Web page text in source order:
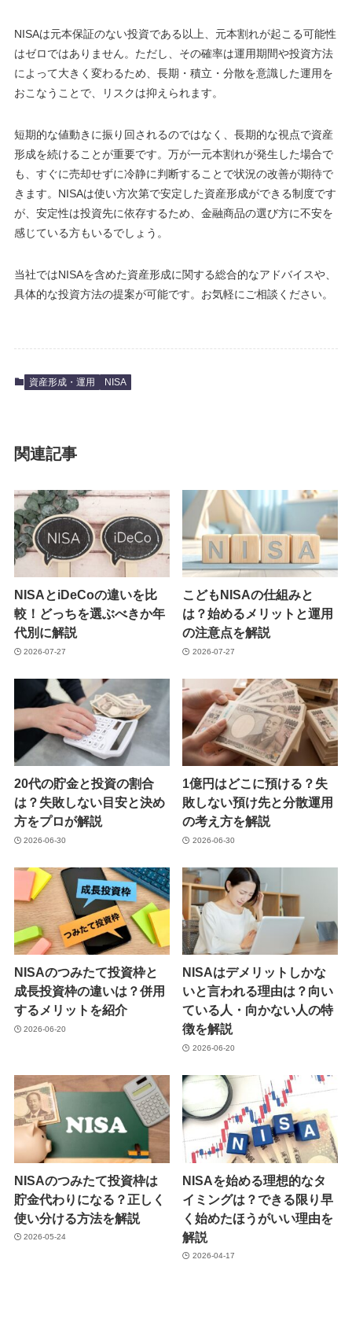
NISAは元本保証のない投資である以上、元本割れが起こる可能性
はゼロではありません。ただし、その確率は運用期間や投資方法
によって大きく変わるため、長期・積立・分散を意識した運用を
おこなうことで、リスクは抑えられます。
短期的な値動きに振り回されるのではなく、長期的な視点で資産
形成を続けることが重要です。万が一元本割れが発生した場合で
も、すぐに売却せずに冷静に判断することで状況の改善が期待で
きます。NISAは使い方次第で安定した資産形成ができる制度です
が、安定性は投資先に依存するため、金融商品の選び方に不安を
感じている方もいるでしょう。
当社ではNISAを含めた資産形成に関する総合的なアドバイスや、
具体的な投資方法の提案が可能です。お気軽にご相談ください。
資産形成・運用 NISA
関連記事
NISAとiDeCoの違いを比
較！どっちを選ぶべきか年
代別に解説
2026-07-27
こどもNISAの仕組みと
は？始めるメリットと運用
の注意点を解説
2026-07-27
20代の貯金と投資の割合
は？失敗しない目安と決め
方をプロが解説
2026-06-30
1億円はどこに預ける？失
敗しない預け先と分散運用
の考え方を解説
2026-06-30
NISAのつみたて投資枠と
成長投資枠の違いは？併用
するメリットを紹介
2026-06-20
NISAはデメリットしかな
いと言われる理由は？向い
ている人・向かない人の特
徴を解説
2026-06-20
NISAのつみたて投資枠は
貯金代わりになる？正しく
使い分ける方法を解説
2026-05-24
NISAを始める理想的なタ
イミングは？できる限り早
く始めたほうがいい理由を
解説
2026-04-17